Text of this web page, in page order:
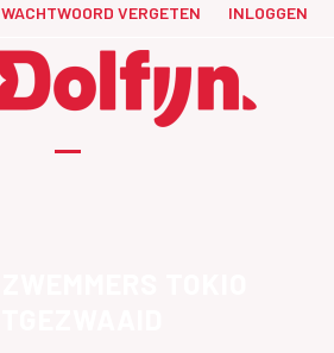
WACHTWOORD VERGETEN INLOGGEN